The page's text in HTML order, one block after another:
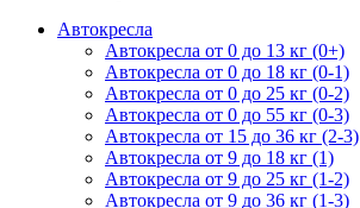
Автокресла
Автокресла от 0 до 13 кг (0+)
Автокресла от 0 до 18 кг (0-1)
Автокресла от 0 до 25 кг (0-2)
Автокресла от 0 до 55 кг (0-3)
Автокресла от 15 до 36 кг (2-3)
Автокресла от 9 до 18 кг (1)
Автокресла от 9 до 25 кг (1-2)
Автокресла от 9 до 36 кг (1-3)